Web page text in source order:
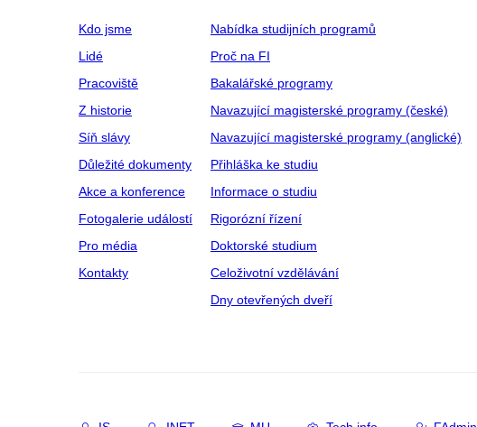
Kdo jsme
Lidé
Pracoviště
Z historie
Síň slávy
Důležité dokumenty
Akce a konference
Fotogalerie událostí
Pro média
Kontakty
Nabídka studijních programů
Proč na FI
Bakalářské programy
Navazující magisterské programy (české)
Navazující magisterské programy (anglické)
Přihláška ke studiu
Informace o studiu
Rigorózní řízení
Doktorské studium
Celoživotní vzdělávání
Dny otevřených dveří